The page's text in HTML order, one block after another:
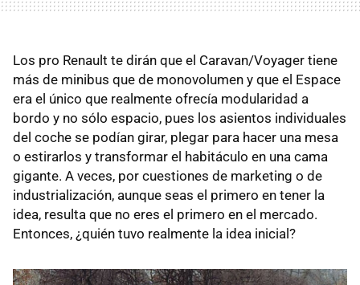
Los pro Renault te dirán que el Caravan/Voyager tiene
más de minibus que de monovolumen y que el Espace
era el único que realmente ofrecía modularidad a
bordo y no sólo espacio, pues los asientos individuales
del coche se podían girar, plegar para hacer una mesa
o estirarlos y transformar el habitáculo en una cama
gigante. A veces, por cuestiones de marketing o de
industrialización, aunque seas el primero en tener la
idea, resulta que no eres el primero en el mercado.
Entonces, ¿quién tuvo realmente la idea inicial?